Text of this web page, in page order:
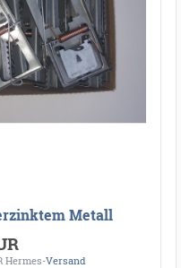
Metall
Hermes-Versand